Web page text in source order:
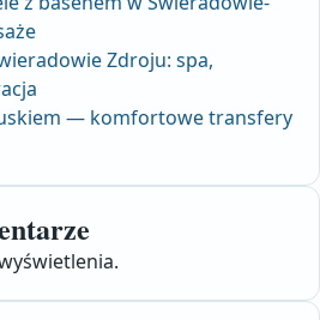
Zdroju: spa,
— komfortowe transfery